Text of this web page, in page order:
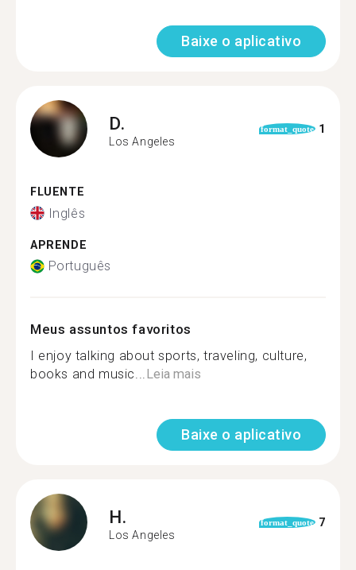
Baixe o aplicativo
D.
Los Angeles
format_quote 1
FLUENTE
Inglês
APRENDE
Português
Meus assuntos favoritos
I enjoy talking about sports, traveling, culture,
books and music...Leia mais
Baixe o aplicativo
H.
Los Angeles
format_quote 7